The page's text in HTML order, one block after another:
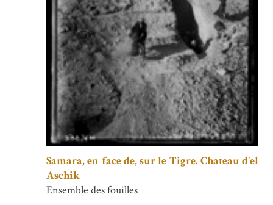
Samara, en face de, sur le Tigre. Chateau d’el
Aschik
Ensemble des fouilles